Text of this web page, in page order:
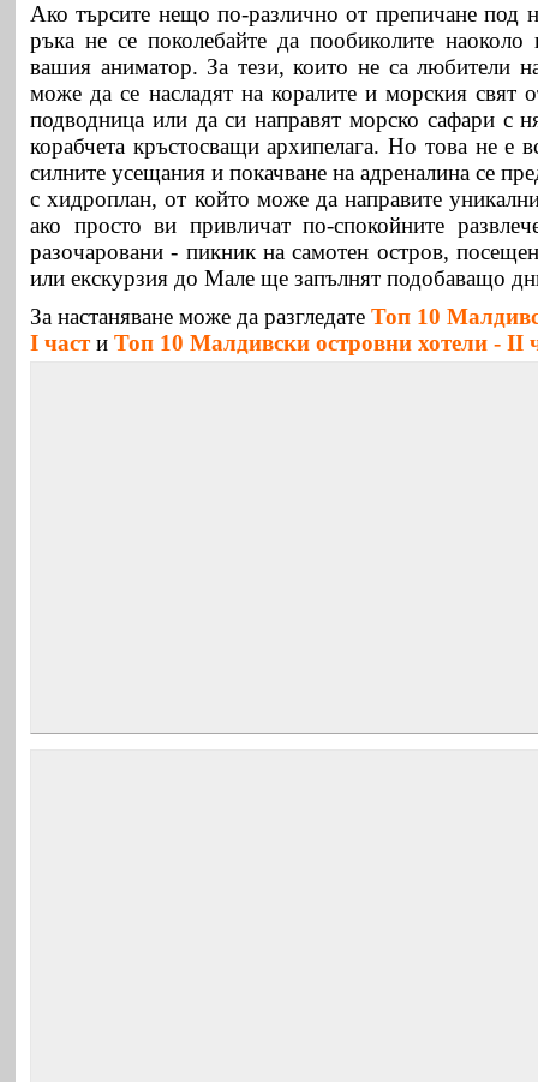
Ако търсите нещо по-различно от препичане под
ръка не се поколебайте да пообиколите
вашия аниматор. За тези, които не са любители
може да се насладят на коралите и морския свят
подводница или да си направят морско сафари с
корабчета кръстосващи архипелага. Но това не е
силните усещания и покачване на адреналина се
с хидроплан, от който може да направите
ако просто ви привличат по-спокойните
разочаровани - пикник на самотен остров,
или екскурзия до Мале ще запълнят подобаващо
За настаняване може да разгледате Топ 10
I част и Топ 10 Малдивски островни хотели - II